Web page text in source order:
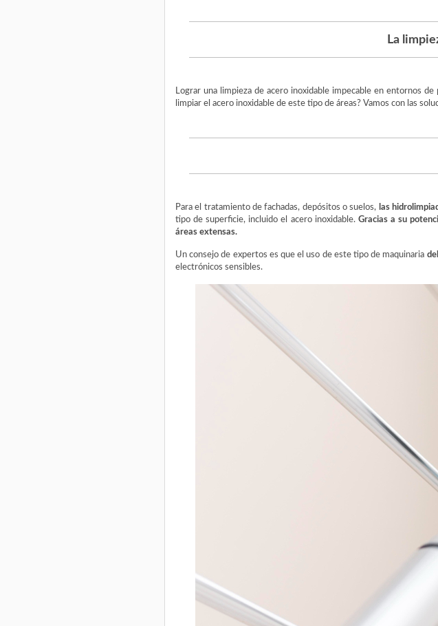
La
Lograr una limpieza de acero inoxidable impecable en entornos
limpiar el acero inoxidable de este tipo de áreas? Vamos con las
Para el tratamiento de fachadas, depósitos o suelos, las
tipo de superficie, incluido el acero inoxidable. Gracias a su
áreas extensas.
Un consejo de expertos es que el uso de este tipo de maquinaria
electrónicos sensibles.